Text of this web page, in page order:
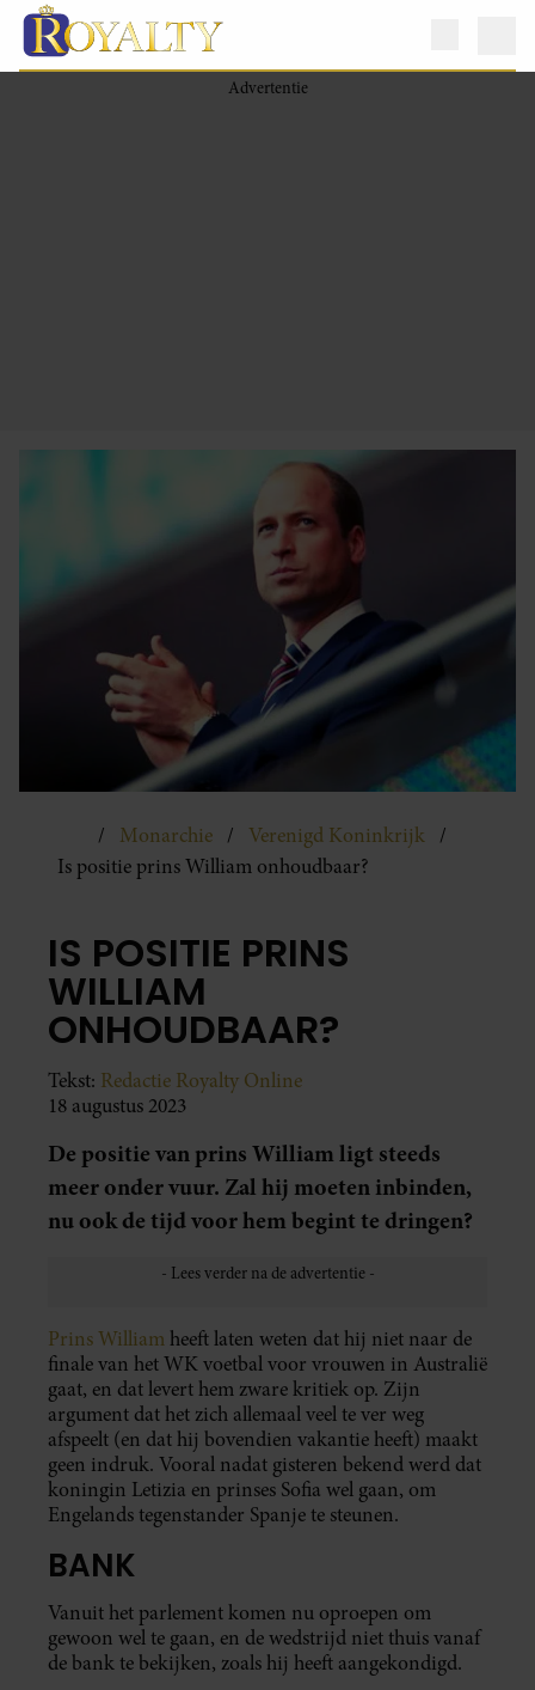
Monarchie
Verenigd Koninkrijk
Is positie prins William onhoudbaar?
IS POSITIE PRINS
WILLIAM
ONHOUDBAAR?
Tekst: Redactie Royalty Online
18 augustus 2023
De positie van prins William ligt steeds
meer onder vuur. Zal hij moeten inbinden,
nu ook de tijd voor hem begint te dringen?
Prins William heeft laten weten dat hij niet naar de
finale van het WK voetbal voor vrouwen in Australië
gaat, en dat levert hem zware kritiek op. Zijn
argument dat het zich allemaal veel te ver weg
afspeelt (en dat hij bovendien vakantie heeft) maakt
geen indruk. Vooral nadat gisteren bekend werd dat
koningin Letizia en prinses Sofia wel gaan, om
Engelands tegenstander Spanje te steunen.
BANK
Vanuit het parlement komen nu oproepen om
gewoon wel te gaan, en de wedstrijd niet thuis vanaf
de bank te bekijken, zoals hij heeft aangekondigd.